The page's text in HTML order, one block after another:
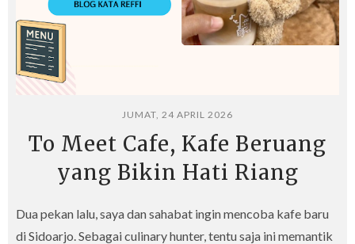
JUMAT, 24 APRIL 2026
To Meet Cafe, Kafe Beruang
yang Bikin Hati Riang
Dua pekan lalu, saya dan sahabat ingin mencoba kafe baru
di Sidoarjo. Sebagai culinary hunter, tentu saja ini memantik